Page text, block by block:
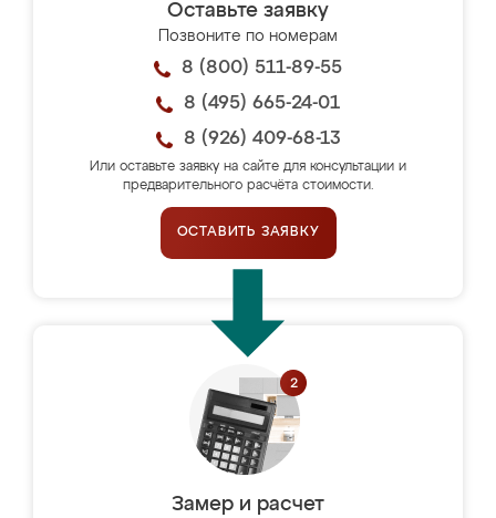
Оставьте заявку
Позвоните по номерам
8 (800) 511-89-55
8 (495) 665-24-01
8 (926) 409-68-13
Или оставьте заявку на сайте для консультации и
предварительного расчёта стоимости.
ОСТАВИТЬ ЗАЯВКУ
Замер и расчет